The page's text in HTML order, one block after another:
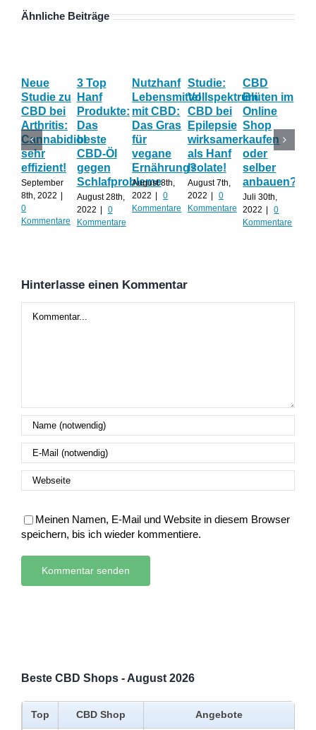
Ähnliche Beiträge
Neue
Studie zu
CBD bei
Arthritis:
Cannabidiol
sehr
effizient!
September
8th, 2022 |
0
Kommentare
3 Top
Hanf
Produkte:
Das
beste
CBD-Öl
gegen
Schlafprobleme
August 28th,
2022 |
0
Kommentare
Nutzhanf
Lebensmittel
mit CBD:
Das Gras
für
vegane
Ernährung?
August 8th,
2022 |
0
Kommentare
Studie:
Vollspektrum
CBD bei
Epilepsie
wirksamer
als Hanf
Isolate!
August 7th,
2022 |
0
Kommentare
CBD
Blüten im
Online
Shop
kaufen
oder
selber
anbauen?
Juli 30th,
2022 |
0
Kommentare
Hinterlasse einen Kommentar
Meinen Namen, E-Mail und Website in diesem Browser
speichern, bis ich wieder kommentiere.
Beste CBD Shops - August 2026
Top CBD Shop Angebote